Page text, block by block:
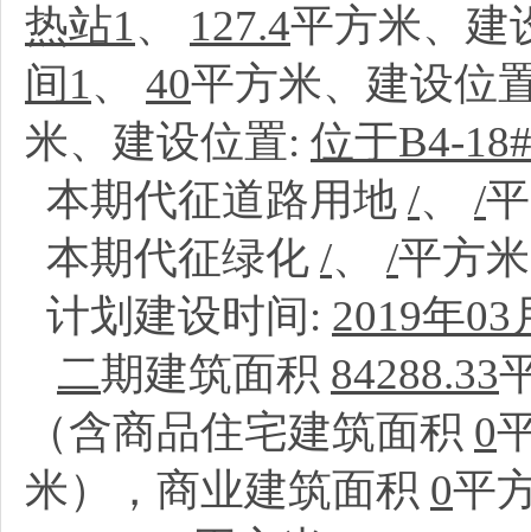
热站1、 127.4平方米、建
间1、 40平方米、建设位
米、建设位置: 位于B4-
本期代征道路用地 /、 /
本期代征绿化 /、 /平方
计划建设时间: 2019年03
二期建筑面积 84288.33
（含商品住宅建筑面积 0
米），商业建筑面积 0平